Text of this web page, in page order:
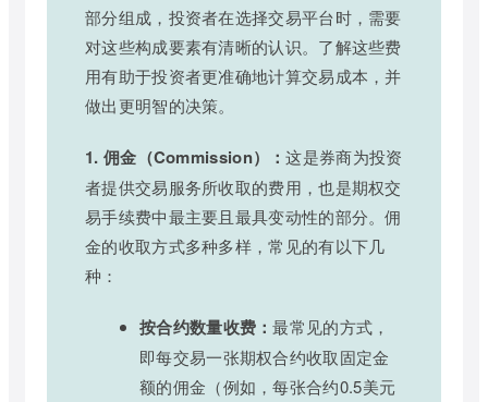
部分组成，投资者在选择交易平台时，需要
对这些构成要素有清晰的认识。了解这些费
用有助于投资者更准确地计算交易成本，并
做出更明智的决策。
1. 佣金（Commission）：这是券商为投资
者提供交易服务所收取的费用，也是期权交
易手续费中最主要且最具变动性的部分。佣
金的收取方式多种多样，常见的有以下几
种：
按合约数量收费：最常见的方式，
即每交易一张期权合约收取固定金
额的佣金（例如，每张合约0.5美元